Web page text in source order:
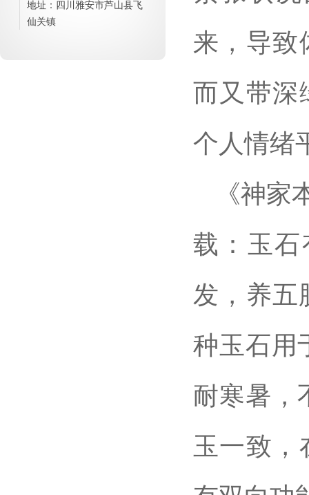
地址：四川雅安市芦山县飞
仙关镇
来，导致
而又带深
个人情绪
《神
载：玉石
发，养五
种玉石用
耐寒暑，
玉一致，